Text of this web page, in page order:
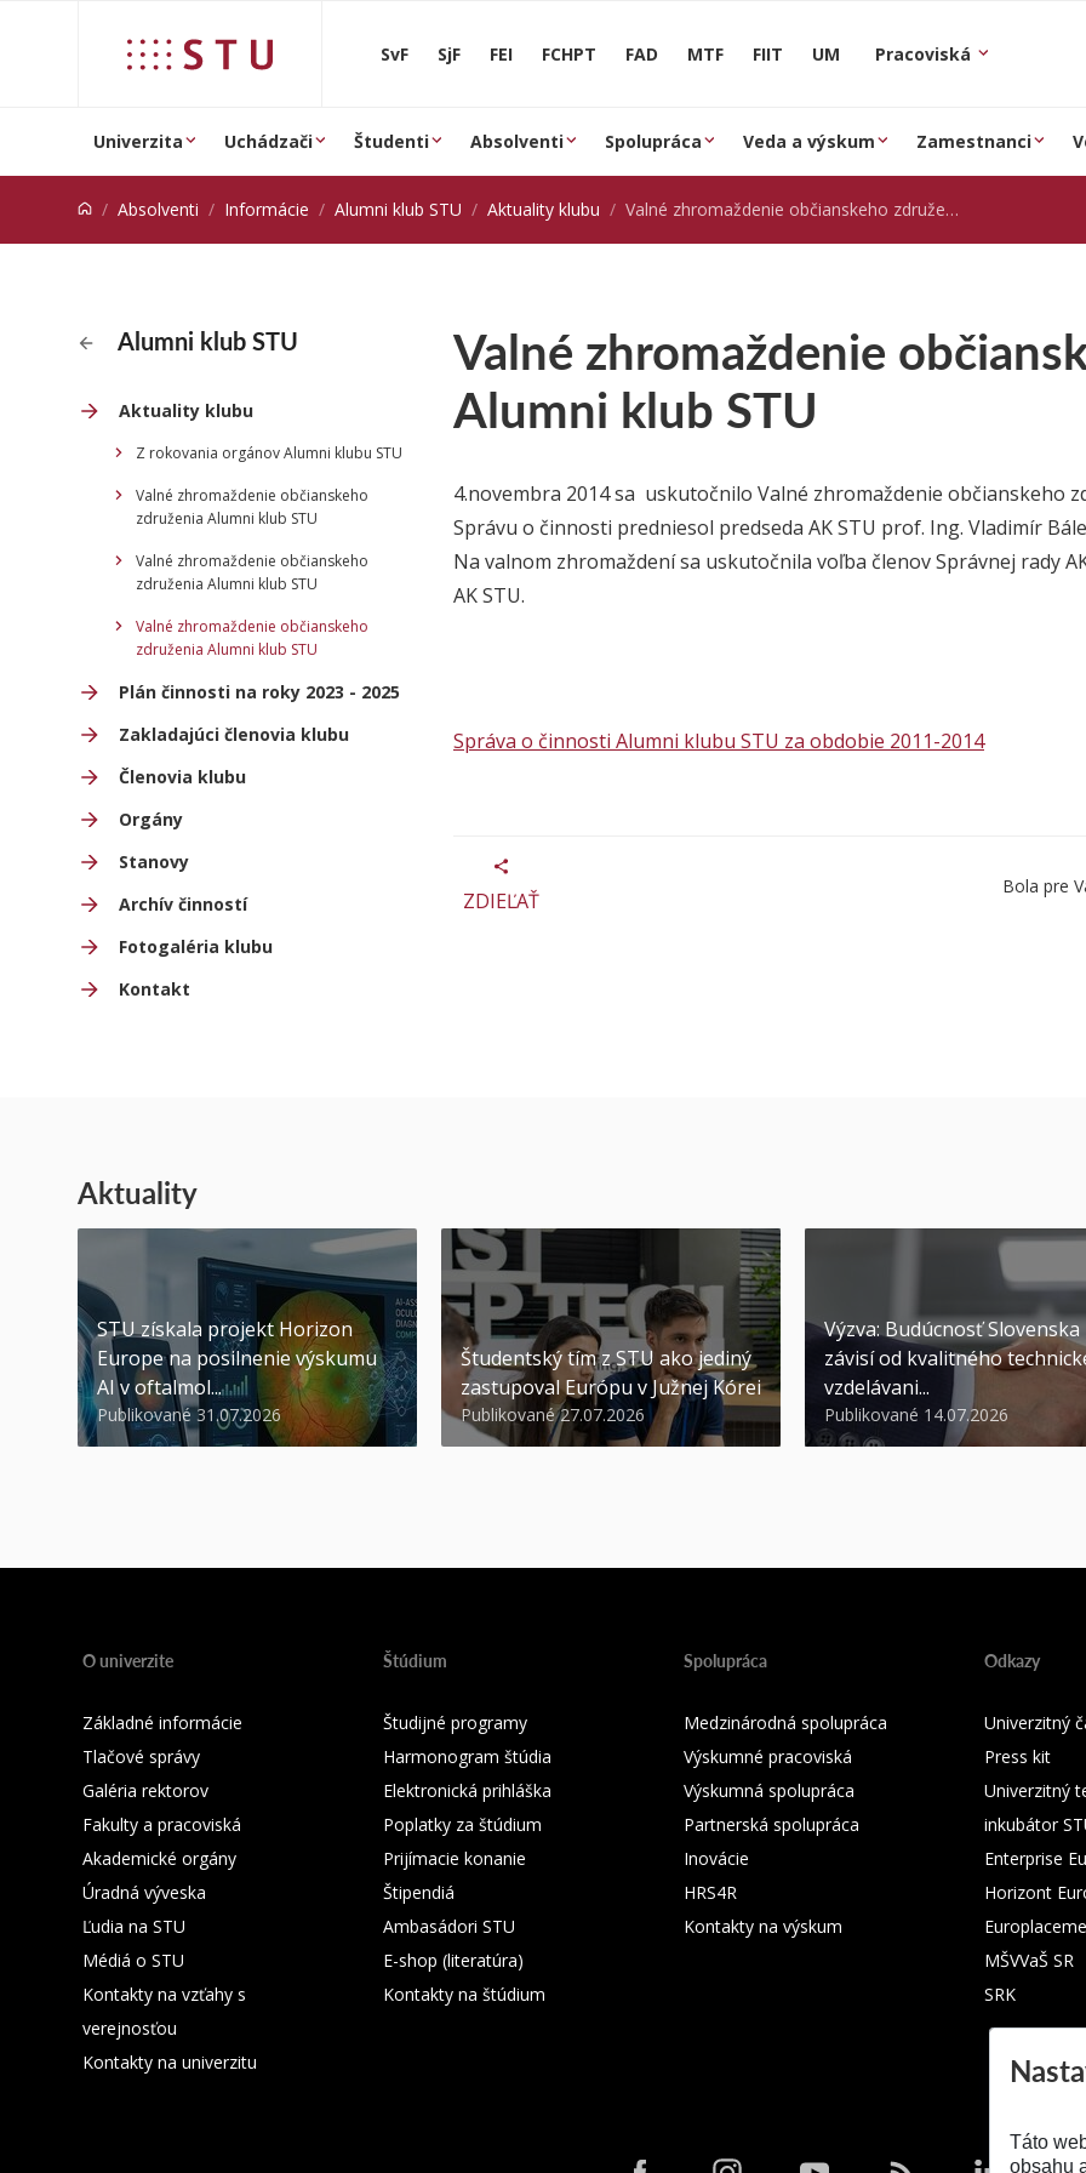
SvF SjF FEI FCHPT FAD MTF FIIT UM Pracoviská
Univerzita Uchádzači Študenti Absolventi Spolupráca Veda a výskum Zamestnanci
Absolventi Informácie Alumni klub STU Aktuality klubu Valné zhromaždenie občianskeho združenia Alumni klub STU
Alumni klub STU
Aktuality klubu
Z rokovania orgánov Alumni klubu STU
Valné zhromaždenie občianskeho
združenia Alumni klub STU
Valné zhromaždenie občianskeho
združenia Alumni klub STU
Valné zhromaždenie občianskeho
združenia Alumni klub STU
Plán činnosti na roky 2023 - 2025
Zakladajúci členovia klubu
Členovia klubu
Orgány
Stanovy
Archív činností
Fotogaléria klubu
Kontakt
Valné zhromaždenie
Alumni klub STU
4.novembra 2014 sa uskutočnilo Valné zhromaždenie občianskeho
Správu o činnosti predniesol predseda AK STU prof. Ing. Vladimír
Na valnom zhromaždení sa uskutočnila voľba členov Správnej rady
AK STU.
Správa o činnosti Alumni klubu STU za obdobie 2011-2014
ZDIEĽAŤ
Bola pre
Aktuality
STU získala projekt Horizon
Europe na posilnenie výskumu
AI v oftalmol...
Publikované 31.07.2026
Študentský tím z STU ako jediný
zastupoval Európu v Južnej Kórei
Publikované 27.07.2026
Výzva: Budúcnosť Slovenska
závisí od kvalitného
vzdelávani...
Publikované 14.07.2026
O univerzite
Základné informácie
Tlačové správy
Galéria rektorov
Fakulty a pracoviská
Akademické orgány
Úradná výveska
Ľudia na STU
Médiá o STU
Kontakty na vzťahy s
verejnosťou
Kontakty na univerzitu
Štúdium
Študijné programy
Harmonogram štúdia
Elektronická prihláška
Poplatky za štúdium
Prijímacie konanie
Štipendiá
Ambasádori STU
E-shop (literatúra)
Kontakty na štúdium
Spolupráca
Medzinárodná spolupráca
Výskumné pracoviská
Výskumná spolupráca
Partnerská spolupráca
Inovácie
HRS4R
Kontakty na výskum
Odkazy
Univerzitný
Press kit
Univerzitný
inkubátor
Enterprise
Horizont
MŠVVaŠ SR
SRK
Táto
obsahu